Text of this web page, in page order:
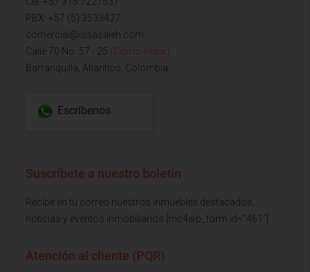
PBX: +57 (5) 3533427
comercial@issasaieh.com
Calle 70 No. 57 - 25 (Cómo llegar)
Barranquilla, Atlantico, Colombia
Escríbenos
Suscríbete a nuestro boletín
Recibe en tu correo nuestros inmuebles destacados,
noticias y eventos inmobiliarios [mc4wp_form id="461"]
Atención al cliente (PQR)